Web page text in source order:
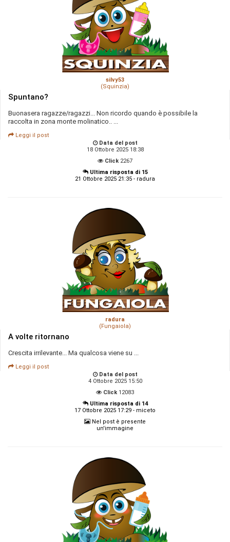
silvy53
(Squinzia)
Spuntano?
Buonasera ragazze/ragazzi... Non ricordo quando è possibile la
raccolta in zona monte molinatico.. ...
Leggi il post
Data del post
18 Ottobre 2025 18:38
Click 2267
Ultima risposta di 15
21 Ottobre 2025 21:35 - radura
radura
(Fungaiola)
A volte ritornano
Crescita irrilevante... Ma qualcosa viene su ...
Leggi il post
Data del post
4 Ottobre 2025 15:50
Click 12083
Ultima risposta di 14
17 Ottobre 2025 17:29 - miceto
Nel post è presente
un'immagine